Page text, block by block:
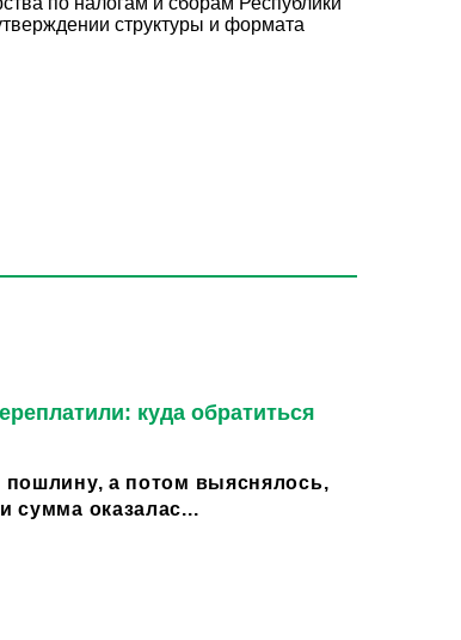
структуры и формата
куда обратиться
а потом выяснялось,
сумма оказалас...